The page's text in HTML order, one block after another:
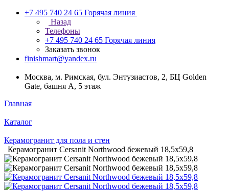
+7 495 740 24 65 Горячая линия
Назад
Телефоны
+7 495 740 24 65 Горячая линия
Заказать звонок
finishmart@yandex.ru
Москва, м. Римская, бул. Энтузиастов, 2, БЦ Golden
Gate, башня А, 5 этаж
Главная
Каталог
Керамогранит для пола и стен
Керамогранит Cersanit Northwood бежевый 18,5х59,8